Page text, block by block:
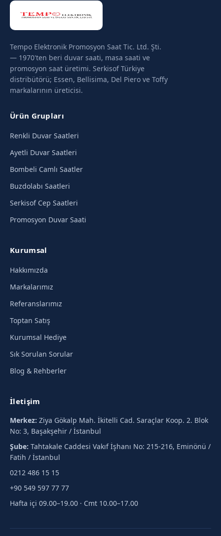
Tempo Elektronik Promosyon Saat Tic. Ltd. Şti.
— 1970'ten beri duvar saati, masa saati ve
promosyon saat üretimi. Serkisof Türkiye
distribütörü; Essen, Bellisima, Del Piero ve Toffy
markalarının üreticisi.
Ürün Grupları
Renkli Duvar Saatleri
Ayetli Duvar Saatleri
Bombeli Camlı Saatler
Buzdolabı Saatleri
Serkisof Cep Saatleri
Promosyon Duvar Saati
Kurumsal
Hakkımızda
Markalarımız
Referanslarımız
Toptan Satış
Kurumsal Hediye
Sık Sorulan Sorular
Blog & Rehberler
İletişim
Merkez: Ziya Gökalp Mah. İkitelli Cad. Saraçlar Koop. 2. Blok
No: 3, Başakşehir / İstanbul
Şube: Tahtakale Caddesi Vakıf İşhanı No: 215-216, Eminönü /
Fatih / İstanbul
0212 486 15 15
+90 549 597 77 77
Hafta içi 09.00–19.00 · Cmt 10.00–17.00